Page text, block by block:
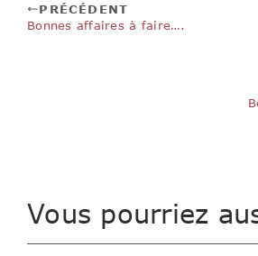
PRÉCÉDENT
Bonnes affaires à faire….
Vous pourriez